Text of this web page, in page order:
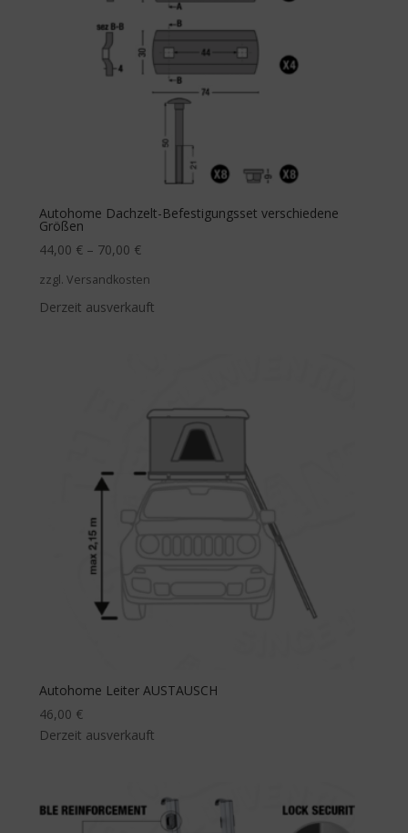
Autohome Dachzelt-Befestigungsset verschiedene
Größen
44,00 € – 70,00 €
zzgl. Versandkosten
Derzeit ausverkauft
Autohome Leiter AUSTAUSCH
46,00 €
Derzeit ausverkauft